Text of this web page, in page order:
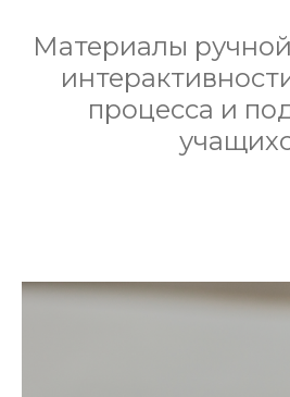
Материалы
процесса и